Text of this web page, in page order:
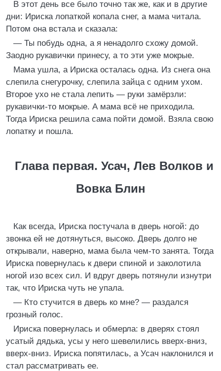
В этот день все было точно так же, как и в другие
дни: Ириска лопаткой копала снег, а мама читала.
Потом она встала и сказала:
— Ты побудь одна, а я ненадолго схожу домой.
Заодно рукавички принесу, а то эти уже мокрые.
Мама ушла, а Ириска осталась одна. Из снега она
слепила снегурочку, слепила зайца с одним ухом.
Второе ухо не стала лепить — руки замёрзли:
рукавички-то мокрые. А мама всё не приходила.
Тогда Ириска решила сама пойти домой. Взяла свою
лопатку и пошла.
Глава первая. Усач, Лев Волков и
Вовка Блин
Как всегда, Ириска постучала в дверь ногой: до
звонка ей не дотянуться, высоко. Дверь долго не
открывали, наверно, мама была чем-то занята. Тогда
Ириска повернулась к двери спиной и заколотила
ногой изо всех сил. И вдруг дверь потянули изнутри
так, что Ириска чуть не упала.
— Кто стучится в дверь ко мне? — раздался
грозный голос.
Ириска повернулась и обмерла: в дверях стоял
усатый дядька, усы у него шевелились вверх-вниз,
вверх-вниз. Ириска попятилась, а Усач наклонился и
стал рассматривать ее.